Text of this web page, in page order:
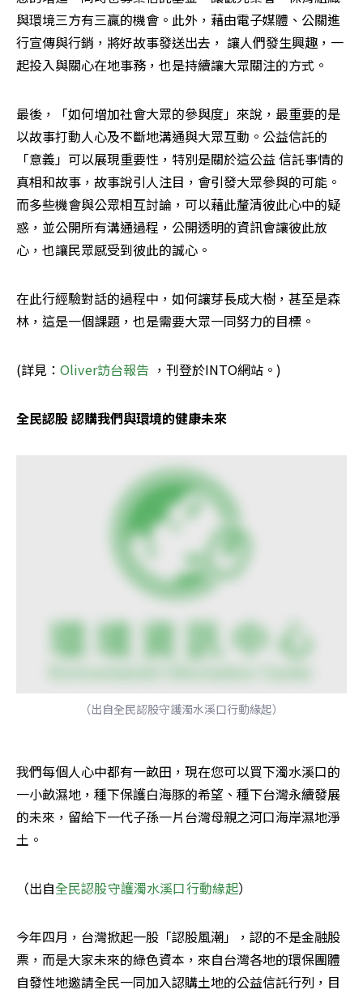
與環境三方有三贏的機會。此外，藉由電子媒體、公關進
行宣傳與行銷，將好故事發送出去， 讓人們發生興趣，一
起投入與關心在地事務，也是持續讓大眾關注的方式。
最後，「如何增加社會大眾的參與度」來說，最重要的是
以故事打動人心及不斷地溝通與大眾互動。公益信託的
「意義」可以展現重要性，特別是關於這公益 信託事情的
真相和故事，故事說引人注目，會引發大眾參與的可能。
而多些機會與公眾相互討論，可以藉此釐清彼此心中的疑
惑，並公開所有溝通過程，公開透明的資訊會讓彼此放
心，也讓民眾感受到彼此的誠心。
在此行經驗對話的過程中，如何讓芽長成大樹，甚至是森
林，這是一個課題，也是需要大眾一同努力的目標。
(詳見： Oliver訪台報告 ，刊登於INTO網站。)
全民認股 認購我們與環境的健康未來
（出自全民認股守護濁水溪口行動緣起）
我們每個人心中都有一畝田，現在您可以買下濁水溪口的
一小畝濕地，種下保護白海豚的希望、種下台灣永續發展
的未來，留給下一代子孫一片台灣母親之河口海岸濕地淨
土。
（出自全民認股守護濁水溪口行動緣起）
今年四月，台灣掀起一股「認股風潮」，認的不是金融股
票，而是大家未來的綠色資本，來自台灣各地的環保團體
自發性地邀請全民一同加入認購土地的公益信託行列，目